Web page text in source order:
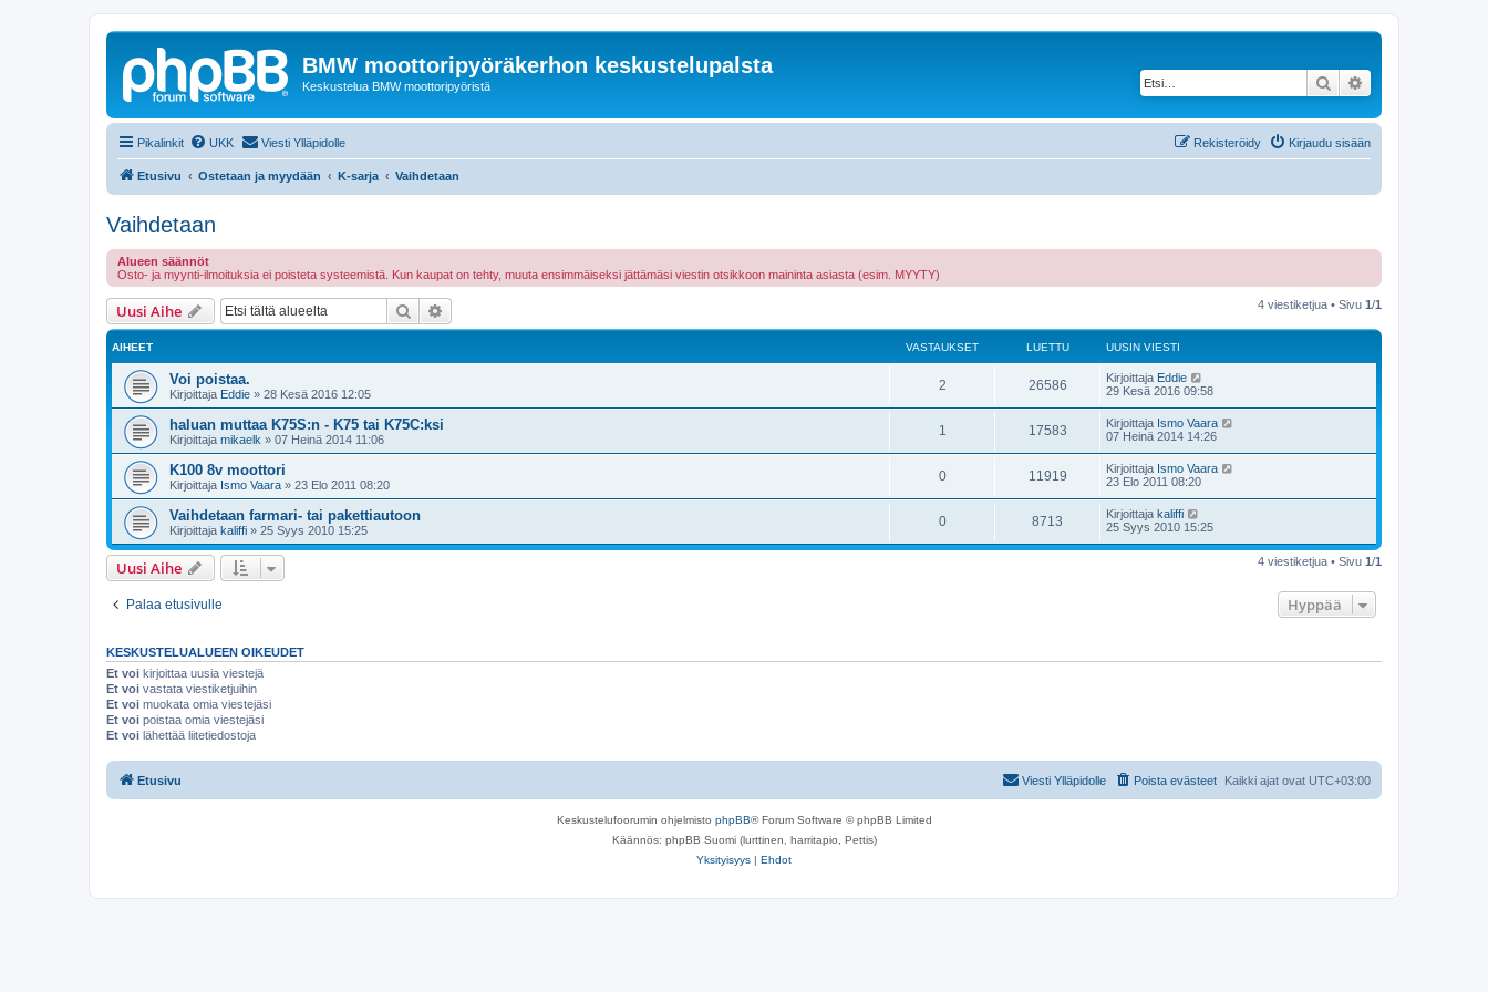
BMW moottoripyöräkerhon keskustelupalsta
Keskustelua BMW moottoripyöristä Etsi
Pikalinkit UKK Viesti Ylläpidolle Kirjaudu sisään
Rekisteröidy
Etusivu Ostetaan ja myydään K-sarja Vaihdetaan
Vaihdetaan
Alueen säännöt
Osto- ja myynti-ilmoituksia ei poisteta systeemistä. Kun kaupat on tehty, muuta ensimmäiseksi jättämäsi viestin otsikkoon maininta asiasta (esim. MYYTY)
Uusi Aihe Etsi 4 viestiketjua • Sivu 1/1
AIHEET VASTAUKSET LUETTU UUSIN VIESTI
Voi poistaa.
Kirjoittaja Eddie » 28 Kesä 2016 12:05
2 26586 Kirjoittaja Eddie
29 Kesä 2016 09:58
haluan muttaa K75S:n - K75 tai K75C:ksi
Kirjoittaja mikaelk » 07 Heinä 2014 11:06
1 17583 Kirjoittaja Ismo Vaara
07 Heinä 2014 14:26
K100 8v moottori
Kirjoittaja Ismo Vaara » 23 Elo 2011 08:20
0 11919 Kirjoittaja Ismo Vaara
23 Elo 2011 08:20
Vaihdetaan farmari- tai pakettiautoon
Kirjoittaja kaliffi » 25 Syys 2010 15:25
0 8713 Kirjoittaja kaliffi
25 Syys 2010 15:25
Uusi Aihe 4 viestiketjua • Sivu 1/1
Palaa etusivulle Hyppää
KESKUSTELUALUEEN OIKEUDET
Et voi kirjoittaa uusia viestejä
Et voi vastata viestiketjuihin
Et voi muokata omia viestejäsi
Et voi poistaa omia viestejäsi
Et voi lähettää liitetiedostoja
Etusivu Kaikki ajat ovat UTC+03:00
Poista evästeet
Viesti Ylläpidolle
Keskustelufoorumin ohjelmisto phpBB® Forum Software © phpBB Limited
Käännös: phpBB Suomi (lurttinen, harritapio, Pettis)
Yksityisyys | Ehdot